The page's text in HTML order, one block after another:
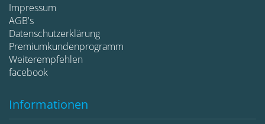
Impressum
AGB's
Datenschutzerklärung
Premiumkundenprogramm
Weiterempfehlen
facebook
Informationen